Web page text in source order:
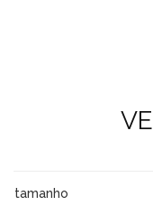
tamanho